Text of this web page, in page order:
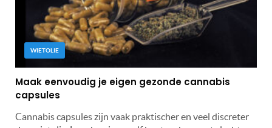
WIETOLIE
Maak eenvoudig je eigen gezonde cannabis
capsules
Cannabis capsules zijn vaak praktischer en veel discreter